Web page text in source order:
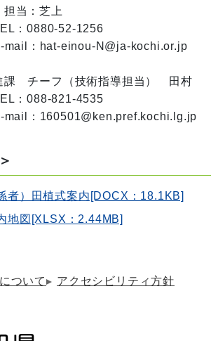
担当：芝上
52-1256
einou-N@ja-kochi.or.jp
課　チーフ（技術指導担当）　田村
821-4535
者）田植式案内[DOCX：18.1KB]
地図[XLSX：2.44MB]
ついて
アクセシビリティ方針